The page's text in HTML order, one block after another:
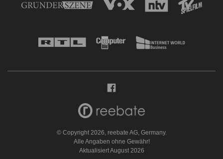
© Copyright 2026, reebate AG, Germany.
Alle Angaben ohne Gewähr!
Aktualisiert August 2026